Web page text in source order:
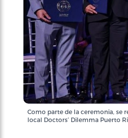
Como parte de la ceremonia, se
local Doctors’ Dilemma Puerto